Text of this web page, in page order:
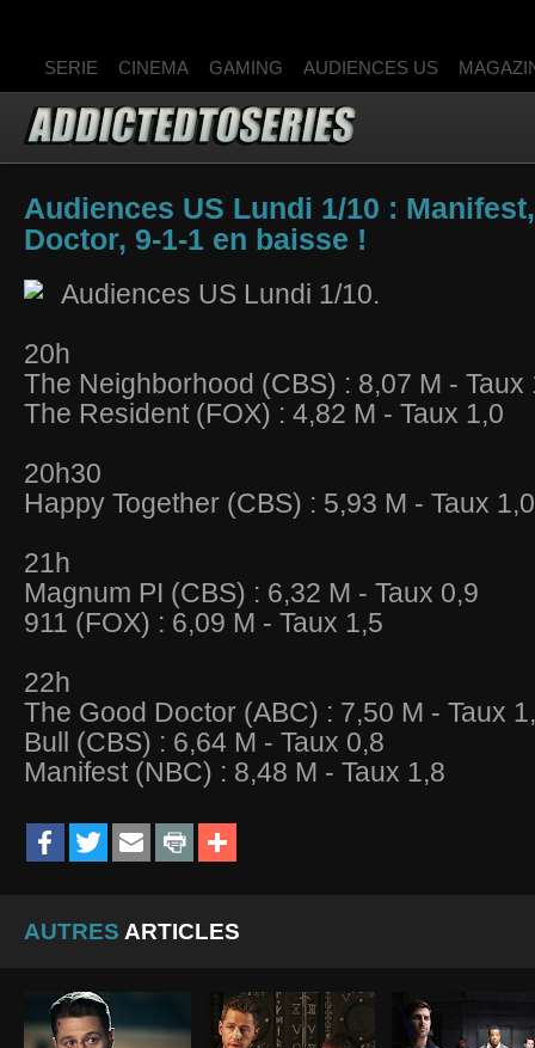
SERIE CINEMA GAMING AUDIENCES US
Audiences US Lundi 1/10 :
Doctor, 9-1-1 en baisse !
Audiences US Lundi 1/10.
20h
The Neighborhood (CBS) : 8,07 M - Taux
The Resident (FOX) : 4,82 M - Taux 1,0
20h30
Happy Together (CBS) : 5,93 M - Taux 1,0
21h
Magnum PI (CBS) : 6,32 M - Taux 0,9
911 (FOX) : 6,09 M - Taux 1,5
22h
The Good Doctor (ABC) : 7,50 M - Taux
Bull (CBS) : 6,64 M - Taux 0,8
Manifest (NBC) : 8,48 M - Taux 1,8
AUTRES ARTICLES